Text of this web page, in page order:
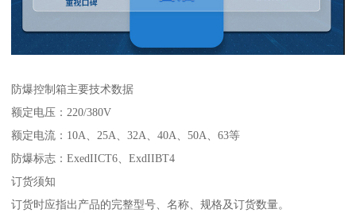
防爆控制箱主要技术数据
额定电压：220/380V
额定电流：10A、25A、32A、40A、50A、63等
防爆标志：ExedIICT6、ExdIIBT4
订货须知
订货时应指出产品的完整型号、名称、规格及订货数量。